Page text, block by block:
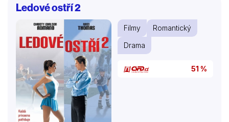
Claire Championové . Claire nevěří, že je nejlepší
osobou pro tento specifický tajný úkol, protože o
dětech nic neví, ani o tom, jak…
Ledové ostří 2
Filmy
Romantický
Drama
51 %